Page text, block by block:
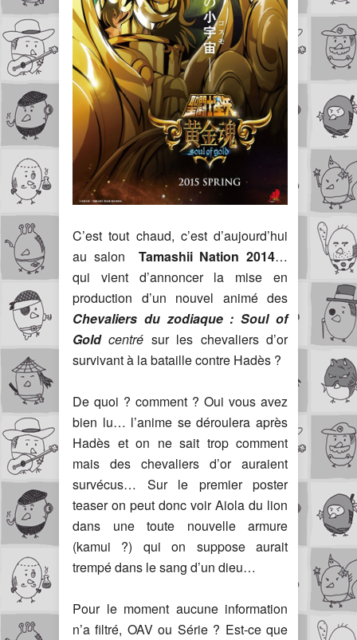
C’est tout chaud, c’est d’aujourd’hui
au salon Tamashii Nation 2014…
qui vient d’annoncer la mise en
production d’un nouvel animé des
Chevaliers du zodiaque : Soul of
Goldcentré sur les chevaliers d’or
survivant à la bataille contre Hadès ?
De quoi ? comment ? Oui vous avez
bien lu… l’anime se déroulera après
Hadès et on ne sait trop comment
mais des chevaliers d’or auraient
survécus… Sur le premier poster
teaser on peut donc voir Aiola du lion
dans une toute nouvelle armure
(kamui ?) qui on suppose aurait
trempé dans le sang d’un dieu…
Pour le moment aucune information
n’a filtré, OAV ou Série ? Est-ce que